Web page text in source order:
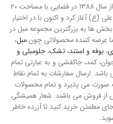
هلدینگ پی جی ما فعالیت خود را از سال 1388 در فضایی با مساحت 20
(ع) آغاز کرد و اکنون با در اختیار
در تمام بخش ها به بزرگترین مجموعه مبل در
عرضه کننده محصولاتی چونمبل،
، بوفه و استند، تشک، جلومبلی و
کمد، جاکفشی و به عبارتی تمام
باشد. ارسال سفارشات به تمام نقاط
صورت می پذیرد و تمام محصولات
پس از فروش می باشند. شعار همیشگی
مطمئن خرید کنید تا آزرده خاطر